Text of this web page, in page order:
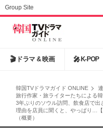
Group Site
🎬 ドラマ & 映画 🎤 K-POP
韓国TVドラマガイド ONLINE
旅行作家・旅ライターたちによる
3年ぶりのソウル訪問、飲食店で出
理由を店員に聞くと、やっぱり…
（概要）